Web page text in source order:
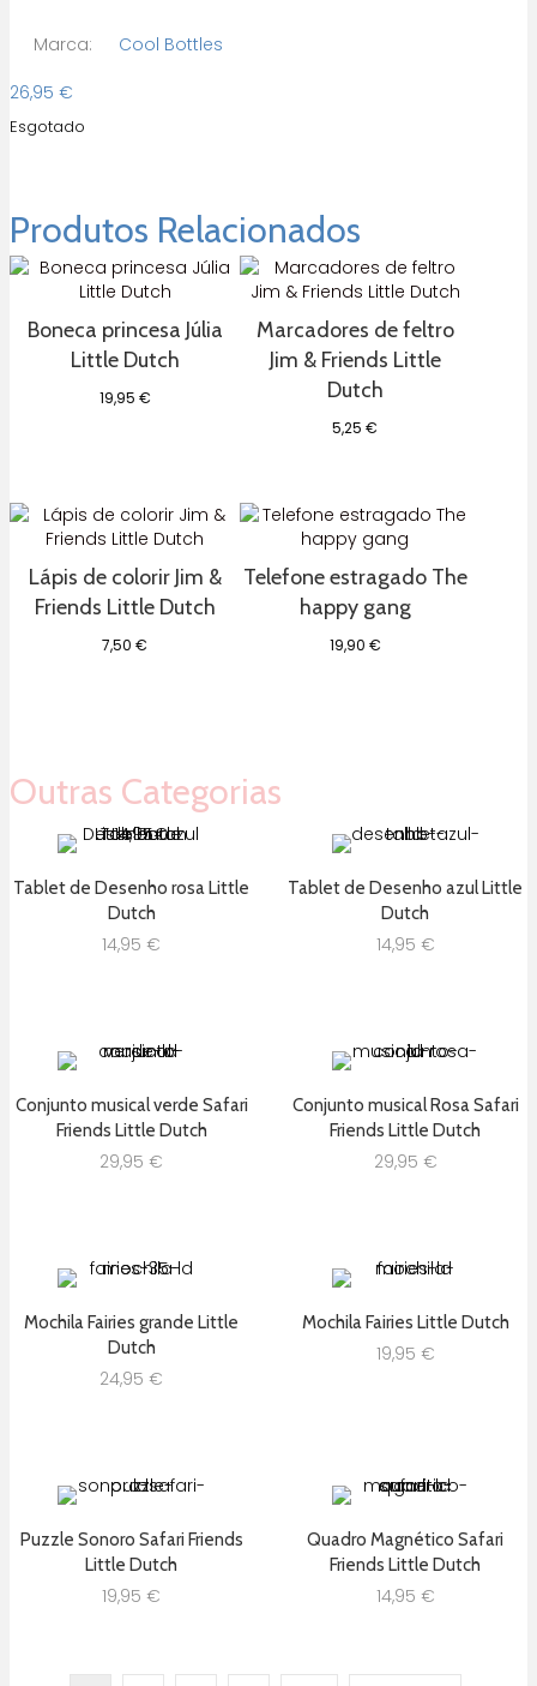
Marca:
Cool Bottles
26,95 €
Esgotado
Produtos Relacionados
Boneca princesa Júlia
Little Dutch
19,95 €
Marcadores de feltro
Jim & Friends Little
Dutch
5,25€
Lápis de colorir Jim &
Friends Little Dutch
7,50€
Telefone estragado The
happy gang
19,90 €
Outras Categorias
Tablet de Desenho rosa Little
Dutch
14,95 €
Tablet de Desenho azul Little
Dutch
14,95 €
Conjunto musical verde Safari
Friends Little Dutch
29,95 €
Conjunto musical Rosa Safari
Friends Little Dutch
29,95 €
Mochila Fairies grande Little
Dutch
24,95 €
Mochila Fairies Little Dutch
19,95 €
Puzzle Sonoro Safari Friends
Little Dutch
19,95 €
Quadro Magnético Safari
Friends Little Dutch
14,95 €